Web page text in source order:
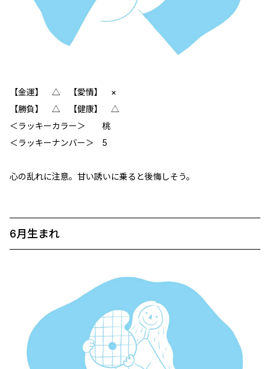
【金運】 △ 【愛情】 ×
【勝負】 △ 【健康】 △
＜ラッキーカラー＞ 桃
＜ラッキーナンバー＞ 5
心の乱れに注意。甘い誘いに乗ると後悔しそう。
6月生まれ